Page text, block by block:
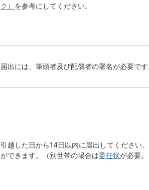
ク） を参考にしてください。
届出には、筆頭者及び配偶者の署名が必要です
引越した日から14日以内に届出してください
ができます。（別世帯の場合は委任状が必要。